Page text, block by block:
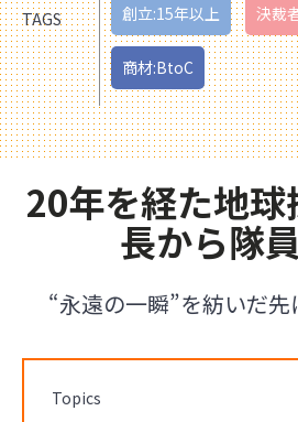
TAGS 創立:15年以上 決裁
商材:BtoC
20年を経た地
長から隊員
“永遠の一瞬”を紡いだ先
Topics